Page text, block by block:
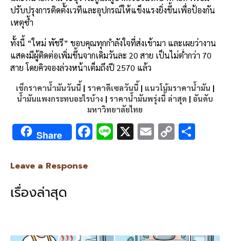
ปรับปรุงการติดตั้งเวทีและอุปกรณ์ให้แข็งแรงยิ่งขึ้นเพื่อป้องกัน
เหตุซ้ำ
ทั้งนี้ “ใหม่ พัชรี” ขอบคุณทุกกำลังใจที่ส่งเข้ามา และเผยว่างาน
แสดงมีผู้ติดต่อเพิ่มขึ้นจากเดิมวันละ 20 สาย เป็นไม่ต่ำกว่า 70
สาย โดยคิวจองล่วงหน้าเต็มถึงปี 2570 แล้ว
เช็กราคาน้ำมันวันนี้ | ราคาดีเซลวันนี้ | แนวโน้มราคาน้ำมัน |
น้ำมันแพงกระทบอะไรบ้าง | ราคาน้ำมันพรุ่งนี้ ล่าสุด | อันดับ
มหาวิทยาลัยไทย
Share F
k
Li X E C
Leave a Response
เรื่องล่าสุด